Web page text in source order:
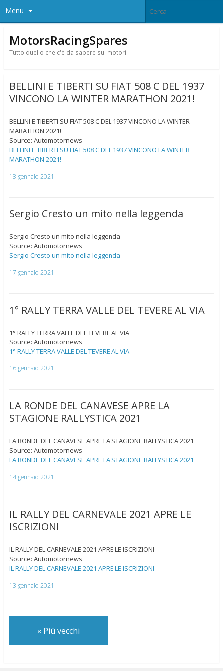
Menu
MotorsRacingSpares
Tutto quello che c'è da sapere sui motori
BELLINI E TIBERTI SU FIAT 508 C DEL 1937
VINCONO LA WINTER MARATHON 2021!
BELLINI E TIBERTI SU FIAT 508 C DEL 1937 VINCONO LA WINTER
MARATHON 2021!
Source: Automotornews
BELLINI E TIBERTI SU FIAT 508 C DEL 1937 VINCONO LA WINTER
MARATHON 2021!
18 gennaio 2021
Sergio Cresto un mito nella leggenda
Sergio Cresto un mito nella leggenda
Source: Automotornews
Sergio Cresto un mito nella leggenda
17 gennaio 2021
1° RALLY TERRA VALLE DEL TEVERE AL VIA
1° RALLY TERRA VALLE DEL TEVERE AL VIA
Source: Automotornews
1° RALLY TERRA VALLE DEL TEVERE AL VIA
16 gennaio 2021
LA RONDE DEL CANAVESE APRE LA
STAGIONE RALLYSTICA 2021
LA RONDE DEL CANAVESE APRE LA STAGIONE RALLYSTICA 2021
Source: Automotornews
LA RONDE DEL CANAVESE APRE LA STAGIONE RALLYSTICA 2021
14 gennaio 2021
IL RALLY DEL CARNEVALE 2021 APRE LE
ISCRIZIONI
IL RALLY DEL CARNEVALE 2021 APRE LE ISCRIZIONI
Source: Automotornews
IL RALLY DEL CARNEVALE 2021 APRE LE ISCRIZIONI
13 gennaio 2021
«Più vecchi